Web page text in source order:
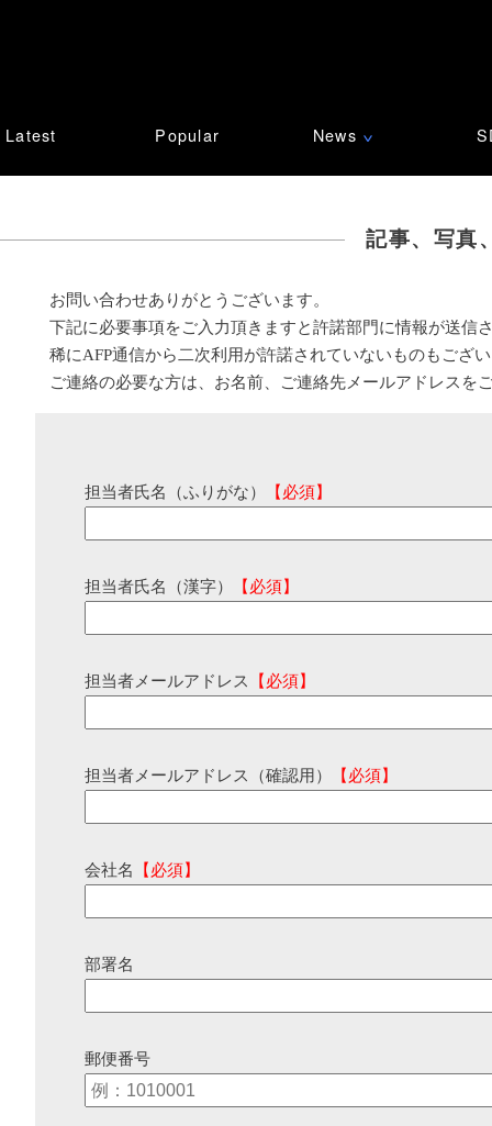
Latest Popular News ∨
記事、写真
お問い合わせありがとうございます。
下記に必要事項をご入力頂きますと許諾部門に情報が送信
稀にAFP通信から二次利用が許諾されていないものもござ
ご連絡の必要な方は、お名前、ご連絡先メールアドレスを
担当者氏名（ふりがな） 【必須】
担当者氏名（漢字） 【必須】
担当者メールアドレス 【必須】
担当者メールアドレス（確認用） 【必須】
会社名 【必須】
部署名
郵便番号